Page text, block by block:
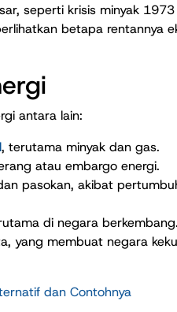
seperti krisis minyak
betapa rentannya
antara lain:
, terutama minyak dan gas.
atau embargo energi.
pasokan, akibat
di negara berkembang.
yang membuat negara
dan Contohnya